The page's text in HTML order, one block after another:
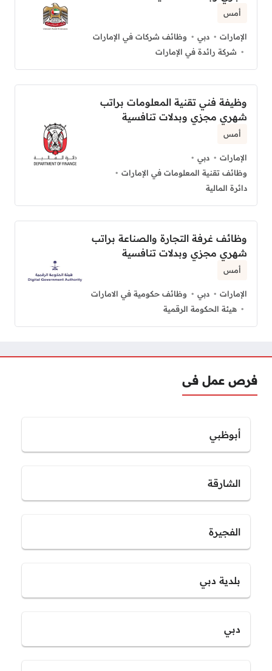
أمس
الإمارات دبي
وظائف شركات في الإمارات
شركة رائدة في الإمارات
وظيفة فني تقنية المعلومات براتب
شهري مجزي وبدلات تنافسية
أمس
الإمارات
دبي
وظائف تقنية المعلومات في الإمارات
دائرة المالية
وظائف غرفة التجارة والصناعة براتب
شهري مجزي وبدلات تنافسية
أمس
الإمارات دبي
وظائف حكومية في الامارات
هيئة الحكومة الرقمية
فرص عمل فى
أبوظبي
الشارقة
الفجيرة
بلدية دبي
دبي